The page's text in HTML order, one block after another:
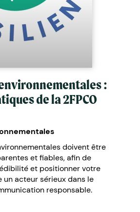
:
de la 2FPCO
doivent être
et fiables, afin de
et positionner votre
acteur sérieux dans le
responsable.